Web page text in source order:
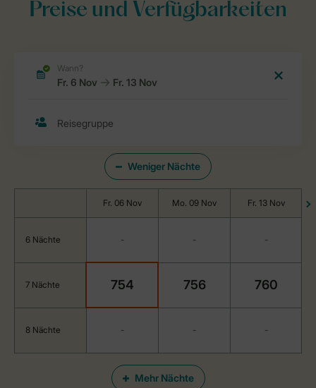
Preise und Verfügbarkeiten
Weniger Nächte
Mehr Nächte
Fr. 06 Nov Mo. 09 Nov Fr. 13 Nov
6 Nächte - - -
7 Nächte 754 756 760
8 Nächte - - -